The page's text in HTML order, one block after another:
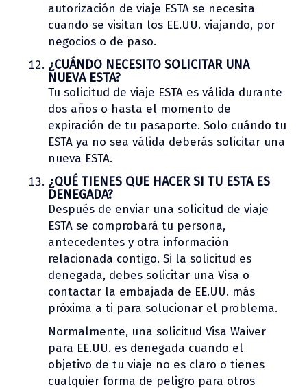
autorización de viaje ESTA se necesita
cuando se visitan los EE.UU. viajando, por
negocios o de paso.
¿CUÁNDO NECESITO SOLICITAR UNA
NUEVA ESTA?
Tu solicitud de viaje ESTA es válida durante
dos años o hasta el momento de
expiración de tu pasaporte. Solo cuándo tu
ESTA ya no sea válida deberás solicitar una
nueva ESTA.
¿QUÉ TIENES QUE HACER SI TU ESTA ES
DENEGADA?
Después de enviar una solicitud de viaje
ESTA se comprobará tu persona,
antecedentes y otra información
relacionada contigo. Si la solicitud es
denegada, debes solicitar una Visa o
contactar la embajada de EE.UU. más
próxima a ti para solucionar el problema.
Normalmente, una solicitud Visa Waiver
para EE.UU. es denegada cuando el
objetivo de tu viaje no es claro o tienes
cualquier forma de peligro para otros